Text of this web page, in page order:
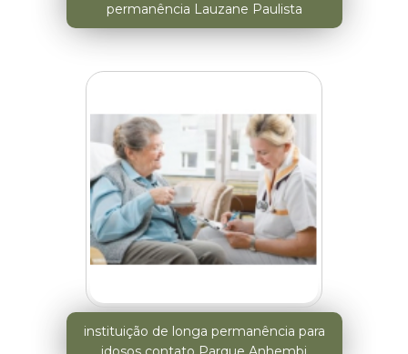
permanência Lauzane Paulista
instituição de longa permanência para